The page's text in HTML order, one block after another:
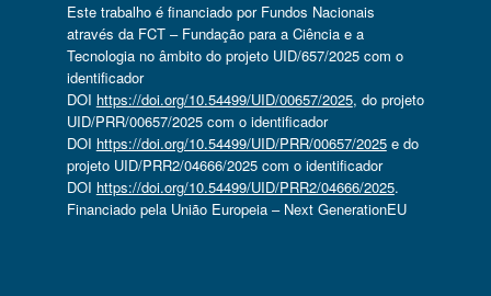
Este trabalho é financiado por Fundos Nacionais
através da FCT – Fundação para a Ciência e a
Tecnologia no âmbito do projeto UID/657/2025 com o
identificador
DOI https://doi.org/10.54499/UID/00657/2025, do projeto
UID/PRR/00657/2025 com o identificador
DOI https://doi.org/10.54499/UID/PRR/00657/2025e do
projeto UID/PRR2/04666/2025 com o identificador
DOI https://doi.org/10.54499/UID/PRR2/04666/2025.
Financiado pela União Europeia – Next GenerationEU